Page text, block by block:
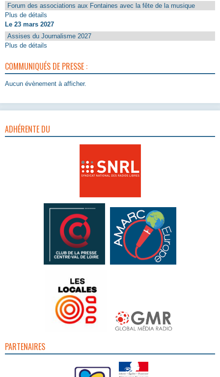
Forum des associations aux Fontaines avec la fête de la musique
Plus de détails
Le 23 mars 2027
Assises du Journalisme 2027
Plus de détails
COMMUNIQUÉS DE PRESSE :
Aucun évènement à afficher.
ADHÉRENTE DU
PARTENAIRES